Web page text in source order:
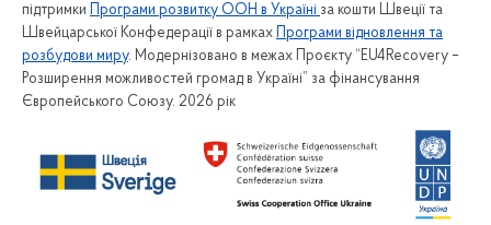
підтримки
Програми розвитку ООН в Україні за кошти Швеції та
Швейцарської Конфедерації в рамках
Програми відновлення та
розбудови миру. Модернізовано в межах Проєкту “EU4Recovery –
Розширення можливостей громад в Україні” за фінансування
Європейського Союзу. 2026 рік